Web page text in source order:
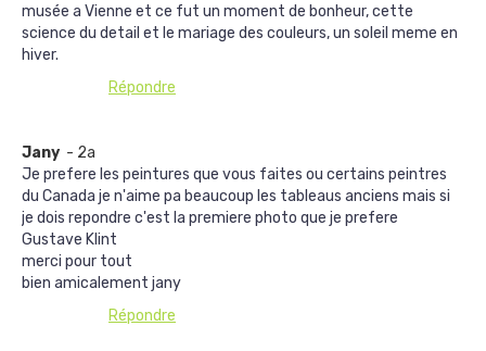
musée a Vienne et ce fut un moment de bonheur, cette
science du detail et le mariage des couleurs, un soleil meme en
hiver.
Répondre
Jany - 2a
Je prefere les peintures que vous faites ou certains peintres
du Canada je n'aime pa beaucoup les tableaus anciens mais si
je dois repondre c'est la premiere photo que je prefere
Gustave Klint
merci pour tout
bien amicalement jany
Répondre